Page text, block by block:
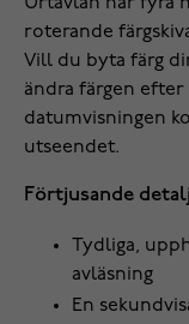
Urtavlan har fyra
roterande
Vill du byta färg
ändra färgen
datumvisningen
utseendet.
Förtjusande
Tydliga,
avläsning
En